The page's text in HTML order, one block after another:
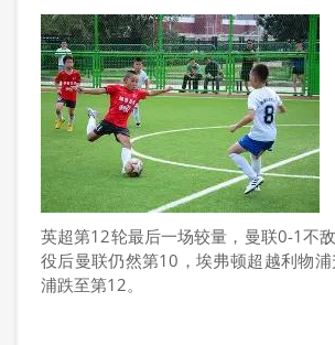
英超第12轮最后一场较量，曼联0-1不
役后曼联仍然第10，埃弗顿超越利物
浦跌至第12。